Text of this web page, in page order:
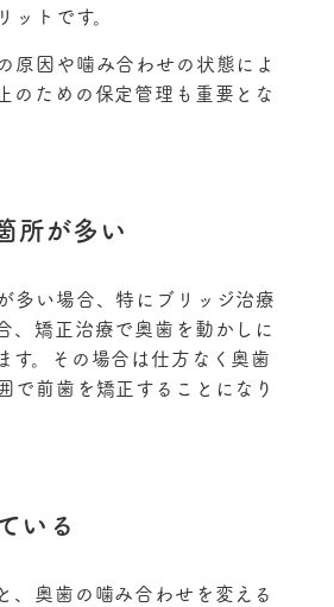
ットです。
原因や噛み合わせの状態によ
のための保定管理も重要とな
所が多い
多い場合、特にブリッジ治療
、矯正治療で奥歯を動かしに
す。その場合は仕方なく奥歯
で前歯を矯正することになり
いる
、奥歯の噛み合わせを変える